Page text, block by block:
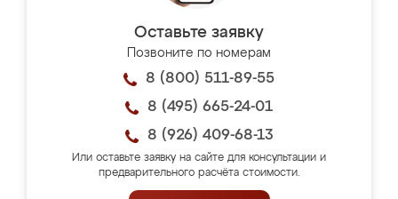
Оставьте заявку
Позвоните по номерам
8 (800) 511-89-55
8 (495) 665-24-01
8 (926) 409-68-13
Или оставьте заявку на сайте для консультации и
предварительного расчёта стоимости.